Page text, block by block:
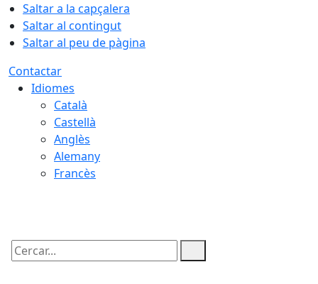
Saltar a la capçalera
Saltar al contingut
Saltar al peu de pàgina
Contactar
Idiomes
Català
Castellà
Anglès
Alemany
Francès
Cercar: